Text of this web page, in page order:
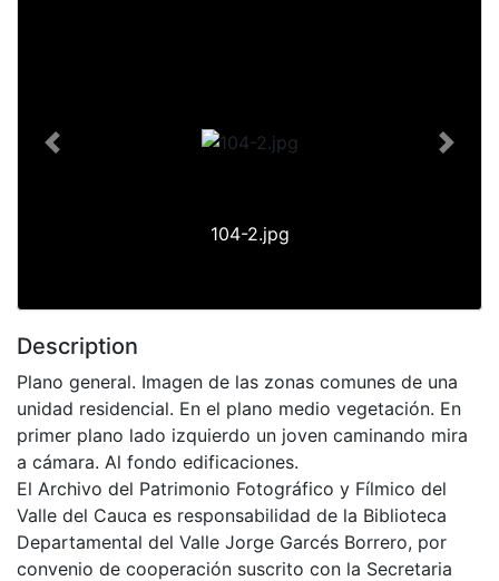
104-2.jpg
Previous Next
Description
Plano general. Imagen de las zonas comunes de una
unidad residencial. En el plano medio vegetación. En
primer plano lado izquierdo un joven caminando mira
a cámara. Al fondo edificaciones.
El Archivo del Patrimonio Fotográfico y Fílmico del
Valle del Cauca es responsabilidad de la Biblioteca
Departamental del Valle Jorge Garcés Borrero, por
convenio de cooperación suscrito con la Secretaria